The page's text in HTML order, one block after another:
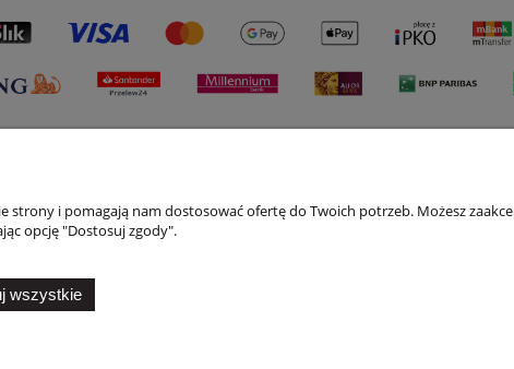
Płatności i dostawa
strony i pomagają nam dostosować ofertę do Twoich potrzeb. Możesz
opcję "Dostosuj zgody".
wszystkie